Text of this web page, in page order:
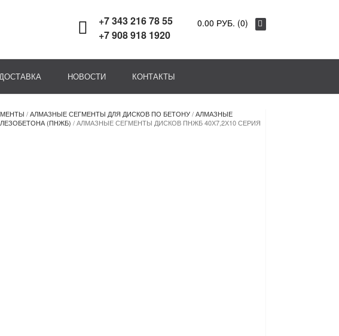
+7 343 216 78 55
+7 908 918 1920
0.00 РУБ. (0)
НОВОСТИ КОНТАКТЫ
/АЛМАЗНЫЕ СЕГМЕНТЫ ДЛЯ ДИСКОВ ПО БЕТОНУ/АЛМАЗНЫЕ
(ПНЖБ) / АЛМАЗНЫЕ СЕГМЕНТЫ ДИСКОВ ПНЖБ 40Х7,2Х10 СЕРИЯ